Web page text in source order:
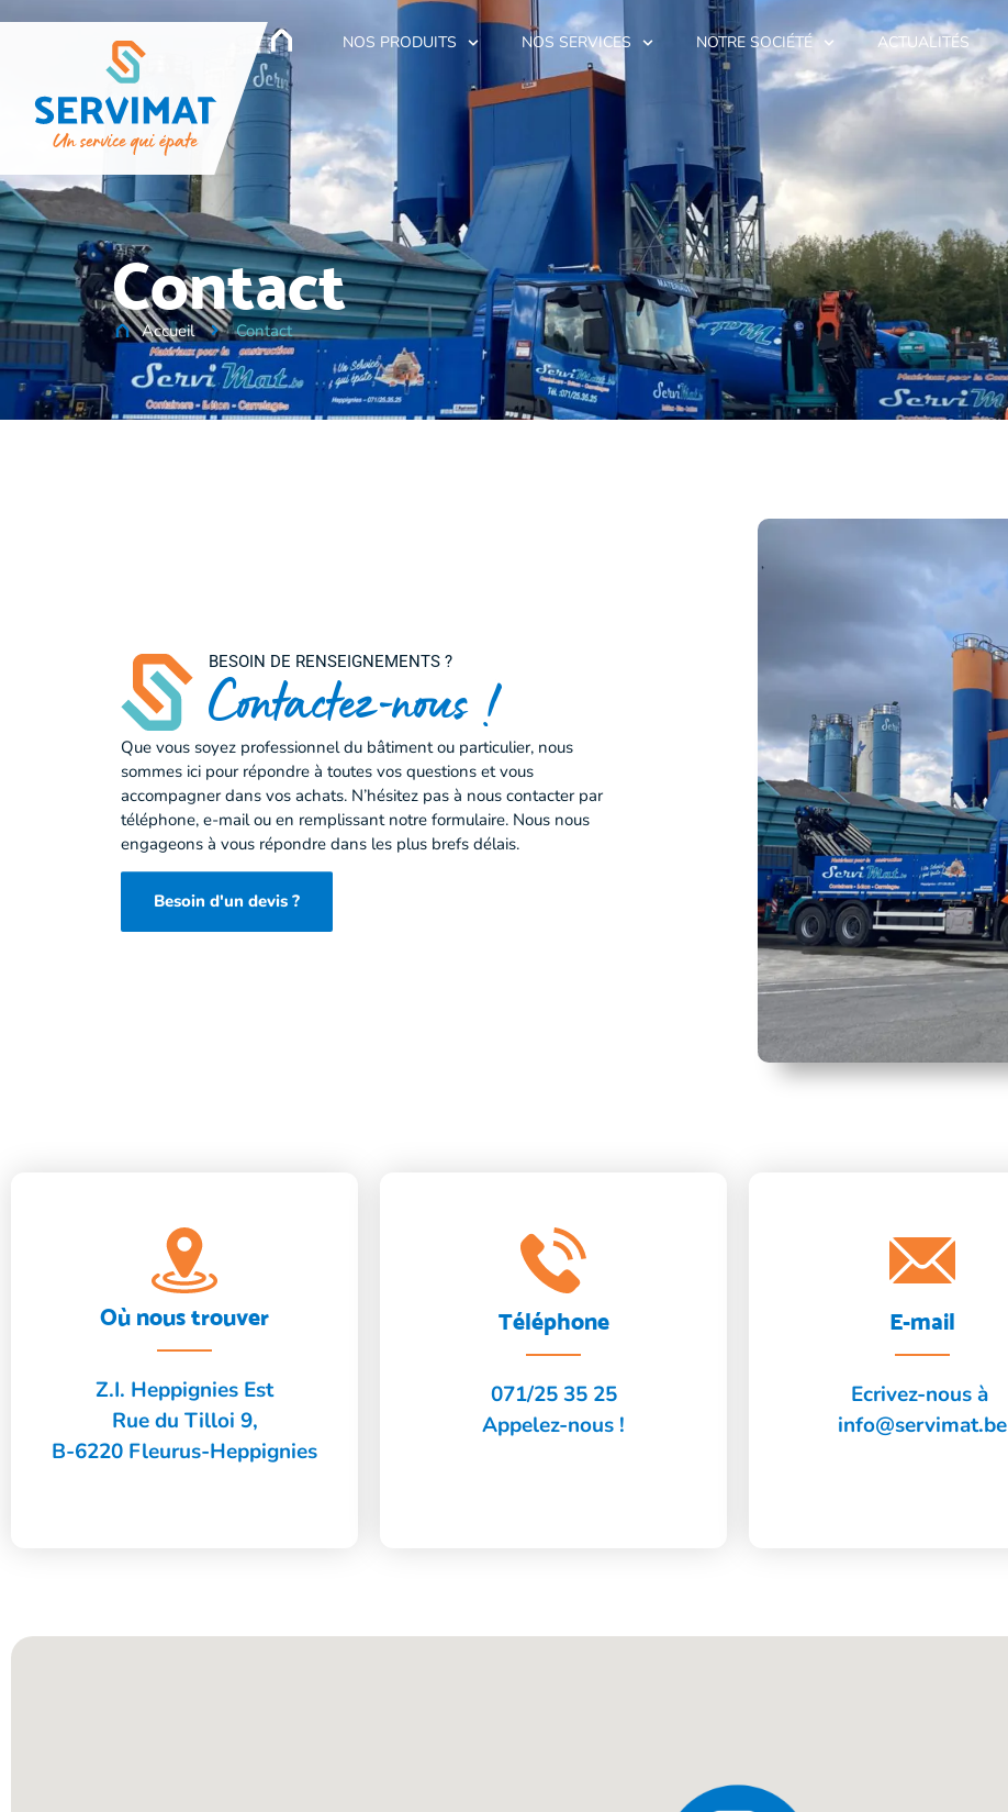
NOS PRODUITS NOS SERVICES NOTRE SOCIÉTÉ ACTUALITÉS
Contact
Accueil Contact
Contactez-nous !
Que vous soyez professionnel du bâtiment ou particulier, nous
sommes ici pour répondre à toutes vos questions et vous
accompagner dans vos achats. N’hésitez pas à nous contacter par
téléphone, e-mail ou en remplissant notre formulaire. Nous nous
engageons à vous répondre dans les plus brefs délais.
Besoin d'un devis ?
Où nous trouver
Z.I. Heppignies Est
Rue du Tilloi 9,
B-6220 Fleurus-Heppignies
Téléphone
071/25 35 25
Appelez-nous !
E-mail
Ecrivez-nous à
info@servimat.be